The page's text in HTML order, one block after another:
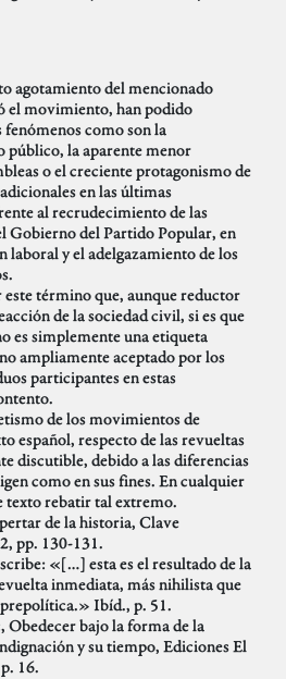
agotamiento del mencionado
el movimiento, han podido
como son la
público, la aparente menor
o el creciente protagonismo de
en las últimas
al recrudecimiento de las
Gobierno del Partido Popular, en
laboral y el adelgazamiento de los
término que, aunque reductor
de la sociedad civil, si es que
es simplemente una etiqueta
ampliamente aceptado por los
participantes en estas
de los movimientos de
español, respecto de las revueltas
discutible, debido a las diferencias
como en sus fines. En cualquier
texto rebatir tal extremo.
de la historia, Clave
pp. 130-131.
«[…] esta es el resultado de la
inmediata, más nihilista que
Ibíd., p. 51.
Obedecer bajo la forma de la
y su tiempo, Ediciones El
16.